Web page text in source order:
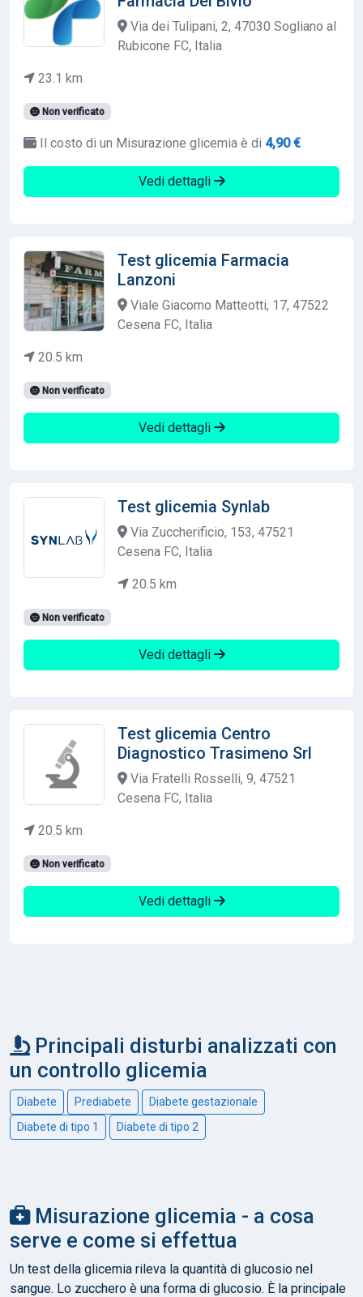
Via dei Tulipani, 2, 47030 Sogliano al
Rubicone FC, Italia
23.1 km
Non verificato
Il costo di un Misurazione glicemia è di 4,90 €
Vedi dettagli
Test glicemia Farmacia
Lanzoni
Viale Giacomo Matteotti, 17, 47522
Cesena FC, Italia
20.5 km
Non verificato
Vedi dettagli
Test glicemia Synlab
Via Zuccherificio, 153, 47521
Cesena FC, Italia
20.5 km
Non verificato
Vedi dettagli
Test glicemia Centro
Diagnostico Trasimeno Srl
Via Fratelli Rosselli, 9, 47521
Cesena FC, Italia
20.5 km
Non verificato
Vedi dettagli
Principali disturbi analizzati con
un controllo glicemia
Diabete Prediabete
Diabete gestazionale
Diabete di tipo 1
Diabete di tipo 2
Misurazione glicemia - a cosa
serve e come si effettua
Un test della glicemia rileva la quantità di glucosio nel
sangue. Lo zucchero è una forma di glucosio. È la principale